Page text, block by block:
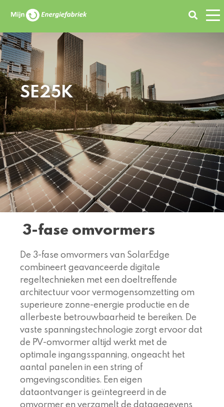
SE25K
3-fase omvormers
De 3-fase omvormers van SolarEdge
combineert geavanceerde digitale
regeltechnieken met een doeltreffende
architectuur voor vermogensomzetting om
superieure zonne-energie productie en de
allerbeste betrouwbaarheid te bereiken. De
vaste spanningstechnologie zorgt ervoor dat
de PV-omvormer altijd werkt met de
optimale ingangsspanning, ongeacht het
aantal panelen in een string of
omgevingscondities. Een eigen
dataontvanger is geïntegreerd in de
omvormer en verzamelt de datagegevens